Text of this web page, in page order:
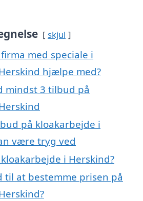
skjul
med speciale i
hjælpe med?
mindst 3 tilbud på
på kloakarbejde i
være tryg ved
i Herskind?
til at bestemme prisen på